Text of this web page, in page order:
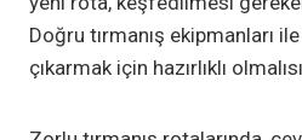
Doğru tırmanış ekipmanları
çıkarmak için hazırlıklı